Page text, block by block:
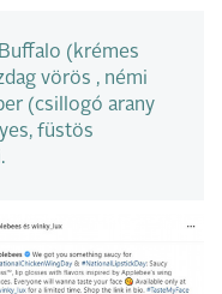
(krémes
vörös , némi
(csillogó arany
füstös